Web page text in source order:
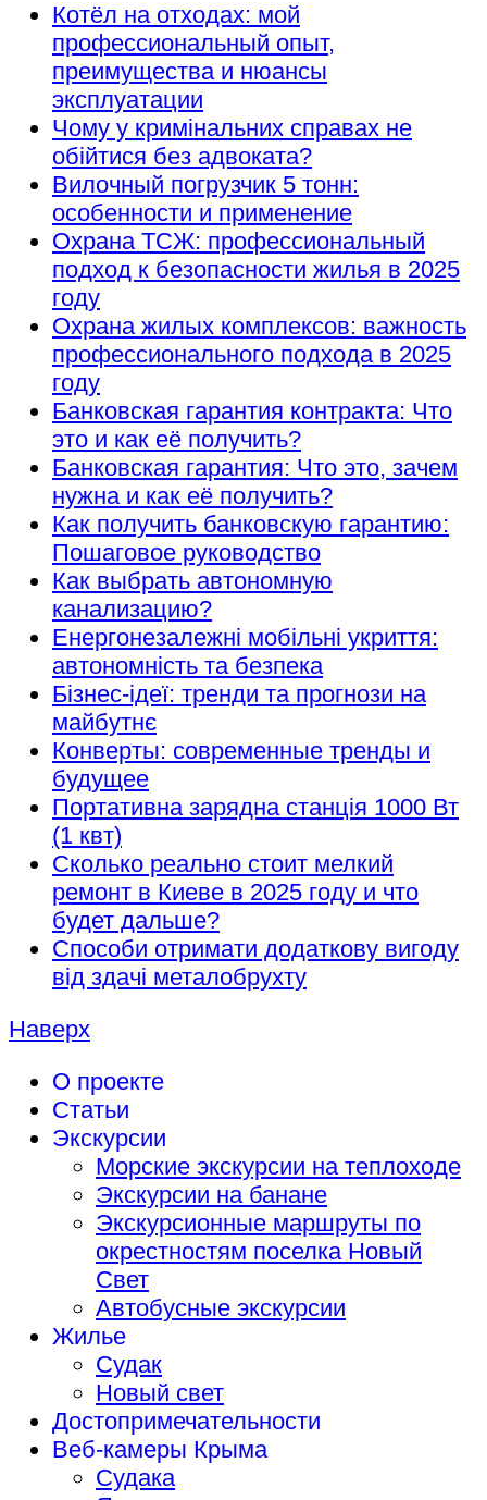
Котёл на отходах: мой
профессиональный опыт,
преимущества и нюансы
эксплуатации
Чому у кримінальних справах не
обійтися без адвоката?
Вилочный погрузчик 5 тонн:
особенности и применение
Охрана ТСЖ: профессиональный
подход к безопасности жилья в 2025
году
Охрана жилых комплексов: важность
профессионального подхода в 2025
году
Банковская гарантия контракта: Что
это и как её получить?
Банковская гарантия: Что это, зачем
нужна и как её получить?
Как получить банковскую гарантию:
Пошаговое руководство
Как выбрать автономную
канализацию?
Енергонезалежні мобільні укриття:
автономність та безпека
Бізнес-ідеї: тренди та прогнози на
майбутнє
Конверты: современные тренды и
будущее
Портативна зарядна станція 1000 Вт
(1 квт)
Сколько реально стоит мелкий
ремонт в Киеве в 2025 году и что
будет дальше?
Способи отримати додаткову вигоду
від здачі металобрухту
Наверх
О проекте
Статьи
Экскурсии
Морские экскурсии на теплоходе
Экскурсии на банане
Экскурсионные маршруты по
окрестностям поселка Новый
Свет
Автобусные экскурсии
Жилье
Судак
Новый свет
Достопримечательности
Веб-камеры Крыма
Судака